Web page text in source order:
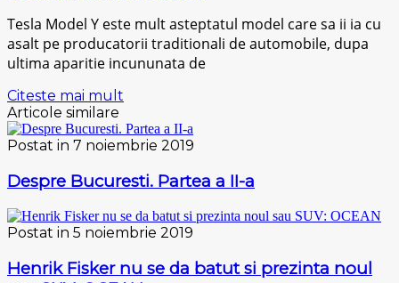
Tesla Model Y este mult asteptatul model care sa ii ia cu
asalt pe producatorii traditionali de automobile, dupa
ultima aparitie incununata de
Citeste mai mult
Articole similare
Postat in 7 noiembrie 2019
Despre Bucuresti. Partea a II-a
Postat in 5 noiembrie 2019
Henrik Fisker nu se da batut si prezinta noul